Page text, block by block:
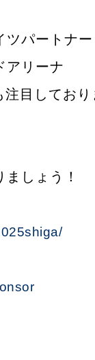
ツパートナ
アリーナ
注目しており
しょう！